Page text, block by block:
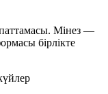
Мінез —
бірлікте